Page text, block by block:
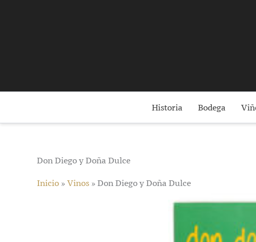
Historia Bodega
Don Diego y Doña Dulce
Inicio » Vinos » Don Diego y Doña Dulce